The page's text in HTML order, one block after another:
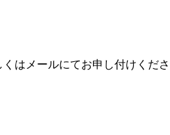
はメールにてお申し付けくださ